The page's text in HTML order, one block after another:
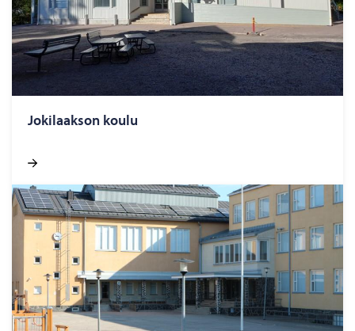
Jo­ki­laak­son koulu